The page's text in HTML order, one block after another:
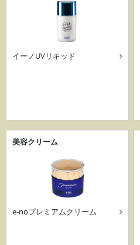
イーノUVリキッド
美容クリーム
e-noプレミアムクリーム